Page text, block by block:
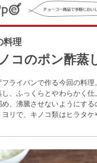
料理
コのポン酢蒸
ライパンで作る今回の料理
、ふっくらとやわらかく仕
、沸騰させないようにする
リで、キノコ類はヒラタ